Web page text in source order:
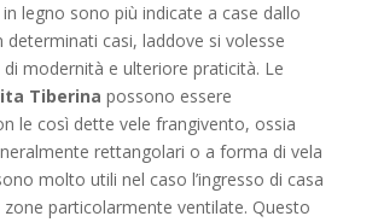
legno sono più indicate a case dallo
determinati casi, laddove si volesse
modernità e ulteriore praticità. Le
Tiberina possono essere
le così dette vele frangivento, ossia
rettangolari o a forma di vela
molto utili nel caso l’ingresso di casa
particolarmente ventilate. Questo